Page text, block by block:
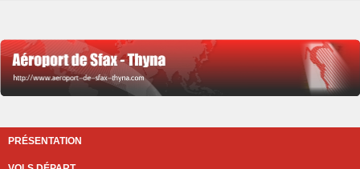
PRÉSENTATION